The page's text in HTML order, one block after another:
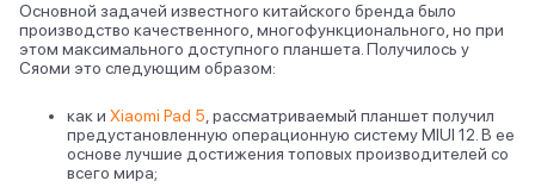
Основной задачей известного китайского бренда было
производство качественного, многофункционального, но при
этом максимального доступного планшета. Получилось у
Сяоми это следующим образом:
как и Xiaomi Pad 5 , рассматриваемый планшет получил
предустановленную операционную систему MIUI 12. В ее
основе лучшие достижения топовых производителей со
всего мира;